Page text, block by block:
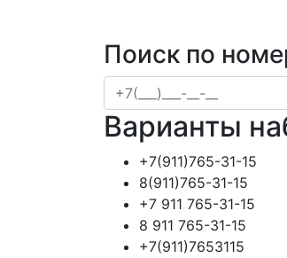
Поиск по
Варианты
+7(911)765-31-15
8(911)765-31-15
+7 911 765-31-15
8 911 765-31-15
+7(911)7653115